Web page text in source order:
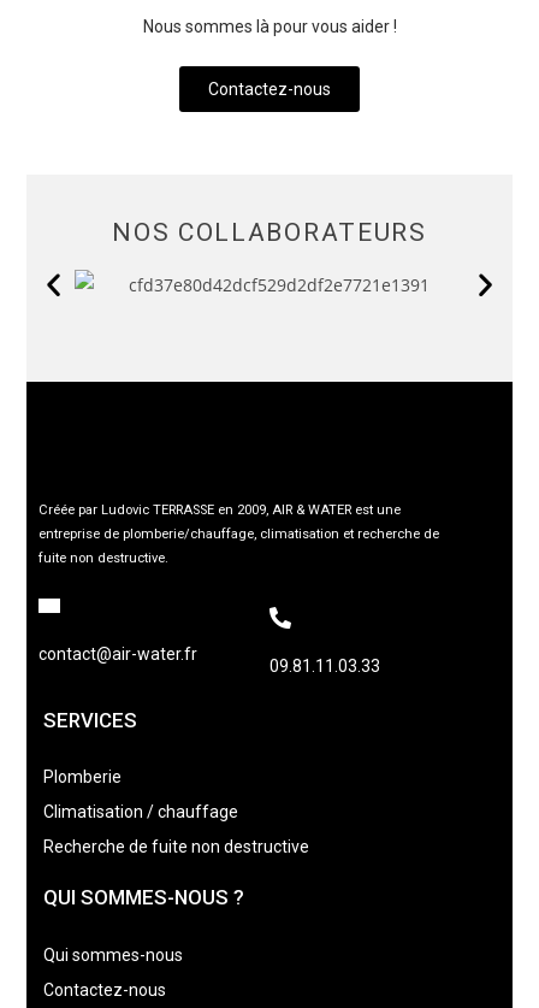
Nous sommes là pour vous aider !
Contactez-nous
NOS COLLABORATEURS
Créée par Ludovic TERRASSE en 2009, AIR & WATER est une
entreprise de plomberie/chauffage, climatisation et recherche de
fuite non destructive.
contact@air-water.fr
09.81.11.03.33
SERVICES
Plomberie
Climatisation / chauffage
Recherche de fuite non destructive
QUI SOMMES-NOUS ?
Qui sommes-nous
Contactez-nous